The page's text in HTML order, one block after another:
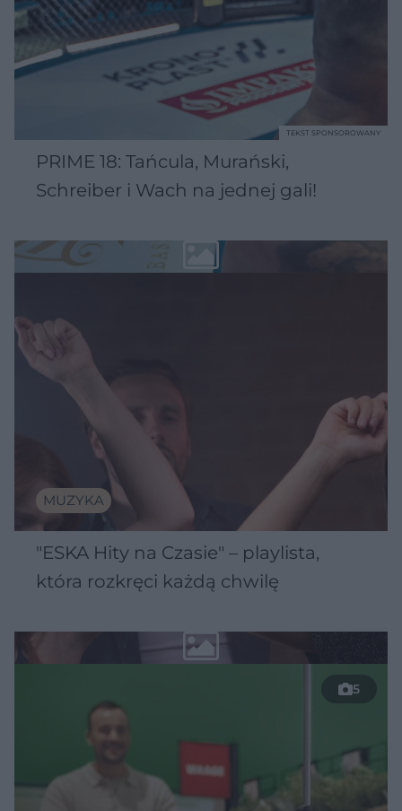
PRIME 18: Tańcula, Murański,
Schreiber i Wach na jednej gali!
TEKST SPONSOROWANY
MUZYKA
"ESKA Hity na Czasie" – playlista,
która rozkręci każdą chwilę
5